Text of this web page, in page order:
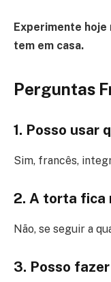
Experimente
tem em casa.
Perguntas
1. Posso usar
Sim, francês,
2. A torta fica
Não, se seguir a
3. Posso